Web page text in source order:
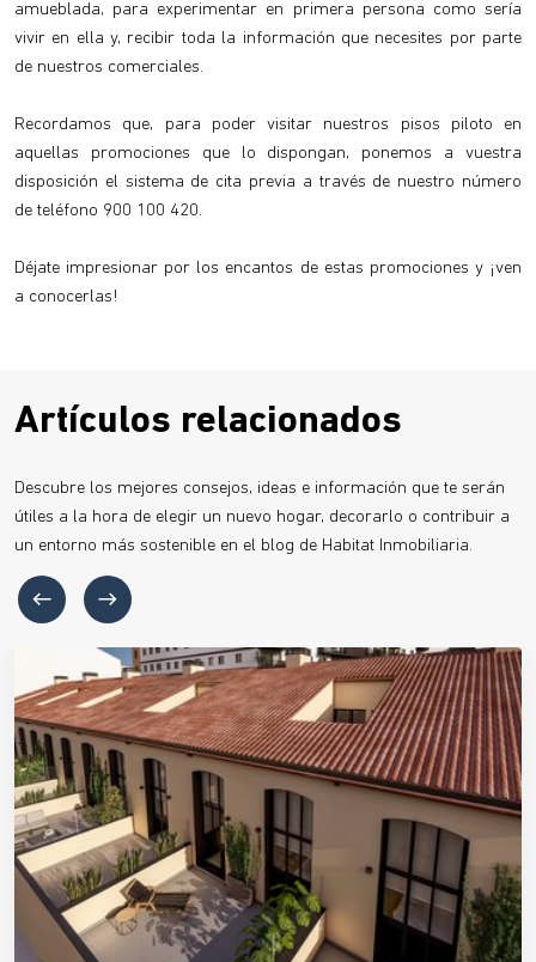
amueblada, para experimentar en primera persona como sería
vivir en ella y, recibir toda la información que necesites por parte
de nuestros comerciales.
Recordamos que, para poder visitar nuestros pisos piloto en
aquellas promociones que lo dispongan, ponemos a vuestra
disposición el sistema de cita previa a través de nuestro número
de teléfono 900 100 420.
Déjate impresionar por los encantos de estas promociones y ¡ven
a conocerlas!
Artículos relacionados
Descubre los mejores consejos, ideas e información que te serán
útiles a la hora de elegir un nuevo hogar, decorarlo o contribuir a
un entorno más sostenible en el blog de Habitat Inmobiliaria.